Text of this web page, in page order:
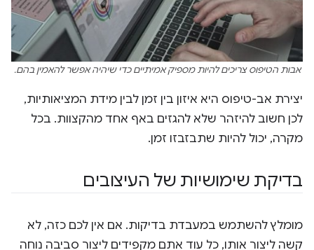
אבות הטיפוס צריכים להיות מספיק אמיתיים כדי שיהיה אפשר להאמין בהם.
יצירת אב-טיפוס היא איזון בין זמן לבין מידת המציאותיות,
לכן חשוב להיזהר שלא להגזים באף אחד מהקצוות. בכל
מקרה, יכול להיות שתבזבזו זמן.
בדיקת שימושיות של העיצובים
מומלץ להשתמש במעבדת בדיקות. אם אין לכם כזה, לא
קשה ליצור אותו, כל עוד אתם מקפידים ליצור סביבה נוחה